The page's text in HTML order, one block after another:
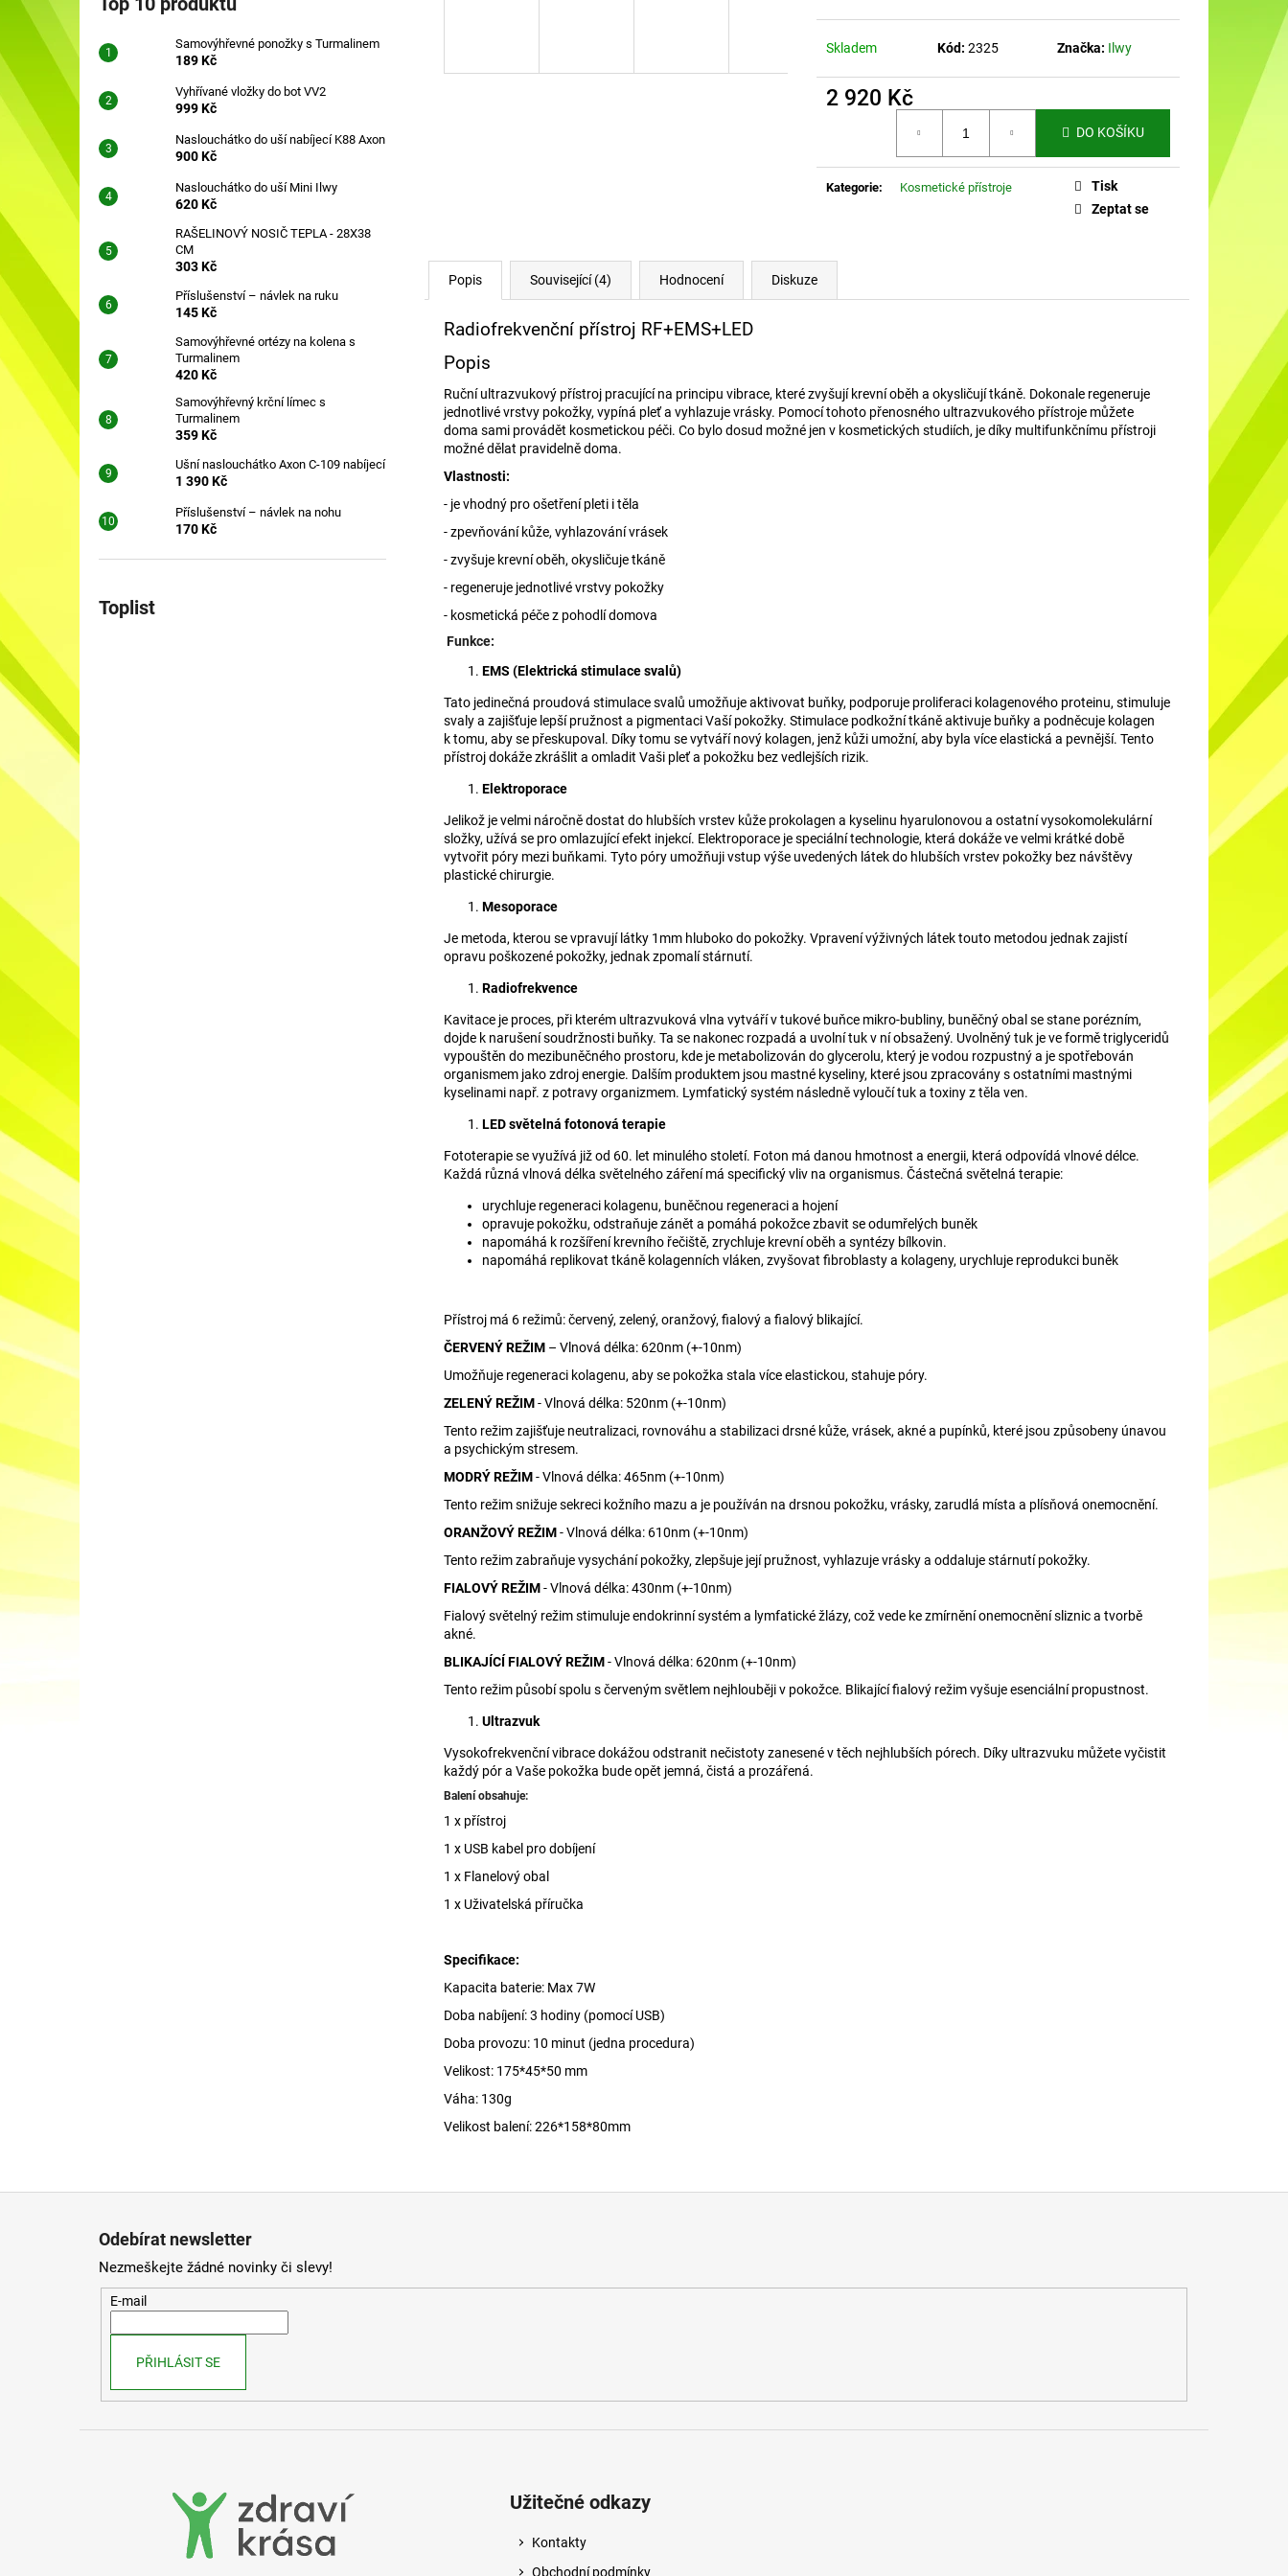
Samovýhřevné ponožky s Turmalinem
189 Kč
Vyhřívané vložky do bot VV2
999 Kč
Naslouchátko do uší nabíjecí K88 Axon
900 Kč
Naslouchátko do uší Mini Ilwy
620 Kč
RAŠELINOVÝ NOSIČ TEPLA - 28X38
CM
303 Kč
Příslušenství – návlek na ruku
145 Kč
Samovýhřevné ortézy na kolena s
Turmalinem
420 Kč
Samovýhřevný krční límec s
Turmalinem
359 Kč
Ušní naslouchátko Axon C-109 nabíjecí
1 390 Kč
Příslušenství – návlek na nohu
170 Kč
Toplist
Skladem Kód: 2325 Značka: Ilwy
2 920 Kč
DO KOŠÍKU
Kategorie: Kosmetické přístroje
Tisk
Zeptat se
Popis Související (4) Hodnocení Diskuze
Radiofrekvenční přístroj RF+EMS+LED
Popis
Ruční ultrazvukový přístroj pracující na principu vibrace, které zvyšují krevní oběh a okysličují tkáně. Dokonale regeneruje
jednotlivé vrstvy pokožky, vypíná pleť a vyhlazuje vrásky. Pomocí tohoto přenosného ultrazvukového přístroje můžete
doma sami provádět kosmetickou péči. Co bylo dosud možné jen v kosmetických studiích, je díky multifunkčnímu přístroji
možné dělat pravidelně doma.
Vlastnosti:
- je vhodný pro ošetření pleti i těla
- zpevňování kůže, vyhlazování vrásek
- zvyšuje krevní oběh, okysličuje tkáně
- regeneruje jednotlivé vrstvy pokožky
- kosmetická péče z pohodlí domova
Funkce:
EMS (Elektrická stimulace svalů)
Tato jedinečná proudová stimulace svalů umožňuje aktivovat buňky, podporuje proliferaci kolagenového proteinu, stimuluje
svaly a zajišťuje lepší pružnost a pigmentaci Vaší pokožky. Stimulace podkožní tkáně aktivuje buňky a podněcuje kolagen
k tomu, aby se přeskupoval. Díky tomu se vytváří nový kolagen, jenž kůži umožní, aby byla více elastická a pevnější. Tento
přístroj dokáže zkrášlit a omladit Vaši pleť a pokožku bez vedlejších rizik.
Elektroporace
Jelikož je velmi náročně dostat do hlubších vrstev kůže prokolagen a kyselinu hyarulonovou a ostatní vysokomolekulární
složky, užívá se pro omlazující efekt injekcí. Elektroporace je speciální technologie, která dokáže ve velmi krátké době
vytvořit póry mezi buňkami. Tyto póry umožňuji vstup výše uvedených látek do hlubších vrstev pokožky bez návštěvy
plastické chirurgie.
Mesoporace
Je metoda, kterou se vpravují látky 1mm hluboko do pokožky. Vpravení výživných látek touto metodou jednak zajistí
opravu poškozené pokožky, jednak zpomalí stárnutí.
Radiofrekvence
Kavitace je proces, při kterém ultrazvuková vlna vytváří v tukové buňce mikro-bubliny, buněčný obal se stane porézním,
dojde k narušení soudržnosti buňky. Ta se nakonec rozpadá a uvolní tuk v ní obsažený. Uvolněný tuk je ve formě triglyceridů
vypouštěn do mezibuněčného prostoru, kde je metabolizován do glycerolu, který je vodou rozpustný a je spotřebován
organismem jako zdroj energie. Dalším produktem jsou mastné kyseliny, které jsou zpracovány s ostatními mastnými
kyselinami např. z potravy organizmem. Lymfatický systém následně vyloučí tuk a toxiny z těla ven.
LED světelná fotonová terapie
Fototerapie se využívá již od 60. let minulého století. Foton má danou hmotnost a energii, která odpovídá vlnové délce.
Každá různá vlnová délka světelného záření má specifický vliv na organismus. Částečná světelná terapie:
urychluje regeneraci kolagenu, buněčnou regeneraci a hojení
opravuje pokožku, odstraňuje zánět a pomáhá pokožce zbavit se odumřelých buněk
napomáhá k rozšíření krevního řečiště, zrychluje krevní oběh a syntézy bílkovin.
napomáhá replikovat tkáně kolagenních vláken, zvyšovat fibroblasty a kolageny, urychluje reprodukci buněk
Přístroj má 6 režimů: červený, zelený, oranžový, fialový a fialový blikající.
ČERVENÝ REŽIM – Vlnová délka: 620nm (+-10nm)
Umožňuje regeneraci kolagenu, aby se pokožka stala více elastickou, stahuje póry.
ZELENÝ REŽIM- Vlnová délka: 520nm (+-10nm)
Tento režim zajišťuje neutralizaci, rovnováhu a stabilizaci drsné kůže, vrásek, akné a pupínků, které jsou způsobeny únavou
a psychickým stresem.
MODRÝ REŽIM- Vlnová délka: 465nm (+-10nm)
Tento režim snižuje sekreci kožního mazu a je používán na drsnou pokožku, vrásky, zarudlá místa a plísňová onemocnění.
ORANŽOVÝ REŽIM- Vlnová délka: 610nm (+-10nm)
Tento režim zabraňuje vysychání pokožky, zlepšuje její pružnost, vyhlazuje vrásky a oddaluje stárnutí pokožky.
FIALOVÝ REŽIM- Vlnová délka: 430nm (+-10nm)
Fialový světelný režim stimuluje endokrinní systém a lymfatické žlázy, což vede ke zmírnění onemocnění sliznic a tvorbě
akné.
BLIKAJÍCÍ FIALOVÝ REŽIM- Vlnová délka: 620nm (+-10nm)
Tento režim působí spolu s červeným světlem nejhlouběji v pokožce. Blikající fialový režim vyšuje esenciální propustnost.
Ultrazvuk
Vysokofrekvenční vibrace dokážou odstranit nečistoty zanesené v těch nejhlubších pórech. Díky ultrazvuku můžete vyčistit
každý pór a Vaše pokožka bude opět jemná, čistá a prozářená.
Balení obsahuje:
1 x přístroj
1 x USB kabel pro dobíjení
1 x Flanelový obal
1 x Uživatelská příručka
Specifikace:
Kapacita baterie: Max 7W
Doba nabíjení: 3 hodiny (pomocí USB)
Doba provozu: 10 minut (jedna procedura)
Velikost: 175*45*50 mm
Váha: 130g
Velikost balení: 226*158*80mm
SAMOVÝHŘEVNÉ PONOŽKY S
189 Kč
Odebírat newsletter
Nezmeškejte žádné novinky či slevy!
E-mail
PŘIHLÁSIT SE
Užitečné odkazy
Kontakty
Obchodní podmínky